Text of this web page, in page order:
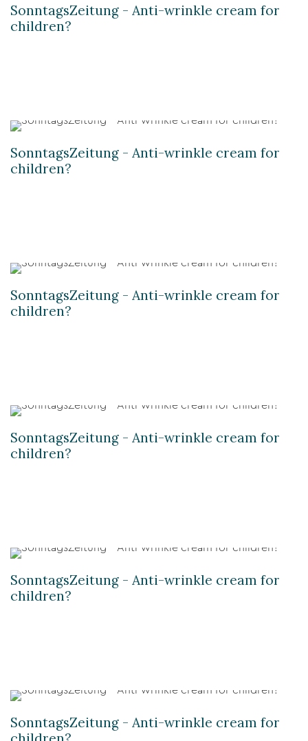
SonntagsZeitung - Anti-wrinkle cream for
children?
SonntagsZeitung - Anti-wrinkle cream for
children?
SonntagsZeitung - Anti-wrinkle cream for
children?
SonntagsZeitung - Anti-wrinkle cream for
children?
SonntagsZeitung - Anti-wrinkle cream for
children?
SonntagsZeitung - Anti-wrinkle cream for